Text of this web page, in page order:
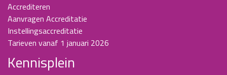
Accrediteren
Aanvragen Accreditatie
Instellingsaccreditatie
Tarieven vanaf 1 januari 2026
Kennisplein